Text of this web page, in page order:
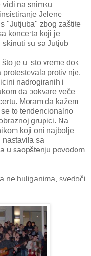
vidi na snimku
Jelene
"Jutjuba" zbog zaštite
koncerta koji je
skinuti su sa Jutjub
je u isto vreme dok
protiv nje.
nadrogiranih i
da pokvare veče
Moram da kažem
to tendencionalno
grupici. Na
koji oni najbolje
nastavila sa
u saopštenju povodom
ne huliganima, svedoči